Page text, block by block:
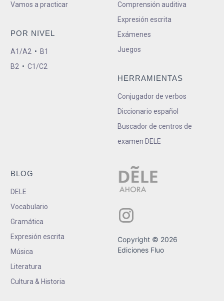
Vamos a practicar
POR NIVEL
A1/A2 • B1
B2 • C1/C2
Comprensión auditiva
Expresión escrita
Exámenes
Juegos
HERRAMIENTAS
Conjugador de verbos
Diccionario español
Buscador de centros de
examen DELE
BLOG
DELE
Vocabulario
Gramática
Expresión escrita
Música
Literatura
Cultura & Historia
Copyright © 2026
Ediciones Fluo